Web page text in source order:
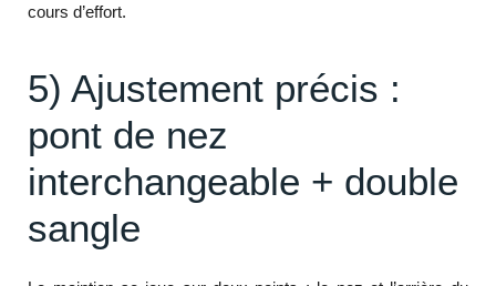
cours d’effort.
5) Ajustement précis :
pont de nez
interchangeable + double
sangle